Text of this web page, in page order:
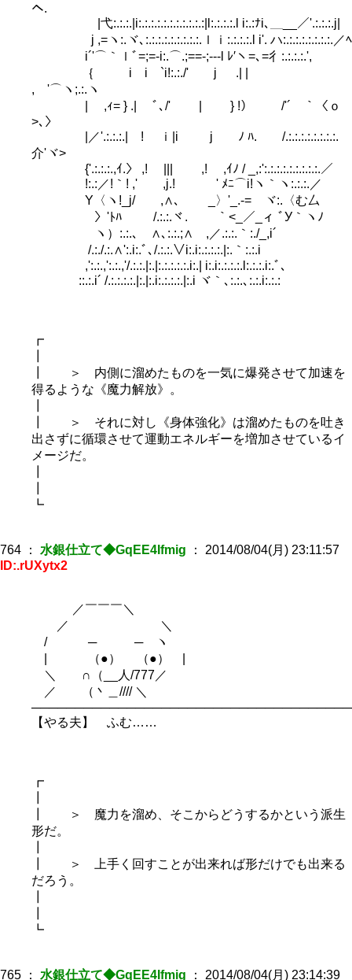
ヘ.
|弋:.:.:.|i:.:.:.:.:.:.:.:.:.:.:|l:.:.:.:.l i:.:ﾅi､＿__／'.:.:.:.j|
j ,=ヽ:.ヾ､:.:.:.:.:.:.:.:.:.ｌｉ:.:.:.:.l i'. ハ:.:.:.:.:.:.:.:.／ﾍ
i´'⌒｀ｌﾞ=;=-i:.⌒.;==-;--‐l ﾚ′ヽ=､=彳:.:.:.:.',
｛ i i `i!:.:./' j .| |
,ゝ'⌒ヽ;.:.ヽ
| ,ｨ= } .| ﾞ､/' | } !） /'´￣｀〈ｏ
>､〉
|／'.:.:.:.| ! ｉ|i j ﾉ ﾊ. /.:.:.:.:.:.:.:.:.
介'ヾ>
{'.:.:.:.,ｲ.〉 ,! ||| ,! ,ｲﾉ / _,:':.:.:.:.:.:.:.:.:.／
!:.:／!｀! ,' ,j.! ゝ' ﾒﾆ⌒i!ヽ｀ヽ:.:.:.／
Y〈ヽ!_j/ ,∧､ _〉'_.-= ヾ:.〈む厶
〉'ﾄﾊ /.:.:.ヾ. ｀<_／_ィ ﾞУ｀ヽﾉ
ヽ）:.:.､ ∧､:.:.;∧ ,／.:.:.｀:./_,i´
/.:./.:.∧':.i:.ﾞ､/.:.:.∨i:.i:.:.:.:.|:.｀:.:.i
,':.:.,':.:.,'/.:.:.|:.|:.:.:.:.:.i:.| i:.i:.:.:.:.l:.:.:.i:.ﾞ､
::.:.i´ /.:.:.:.:.|:.|:.i:.:.:.:.|:.i ヾ｀､:.:.､:.:.i:.:.:
┏
┃ ＞ 内側に溜めたものを一気に爆発させて加速を
得るような《魔力解放》。
┃ ＞ それに対し《身体強化》は溜めたものを吐き
出さずに循環させて運動エネルギーを増加させているイ
メージだ。
┗
764 ： 水銀仕立て◆GqEE4Ifmig ： 2014/08/04(月) 23:11:57
ID:.rUXytx2
／￣￣￣＼
／ ＼
/ ─ ─ ヽ
| （●） （●） |
＼ ∩（__人/777／
／ （丶＿//// ＼
【やる夫】 ふむ……
┏
┃ ＞ 魔力を溜め、そこからどうするかという派生
形だ。
┃ ＞ 上手く回すことが出来れば形だけでも出来る
だろう。
┗
765 ： 水銀仕立て◆GqEE4Ifmig ： 2014/08/04(月) 23:14:39